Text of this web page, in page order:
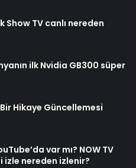
Show TV canlı nereden
ilk Nvidia GB300 süper
Bir Hikaye Güncellemesi
var mı? NOW TV
izle nereden izlenir?